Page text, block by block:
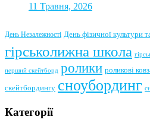
11 Травня, 2026
День Незалежності День фізичної культури
гірськолижна школа
перший скейтборд ролики роликові
скейтбордингу сноубординг
Категорії